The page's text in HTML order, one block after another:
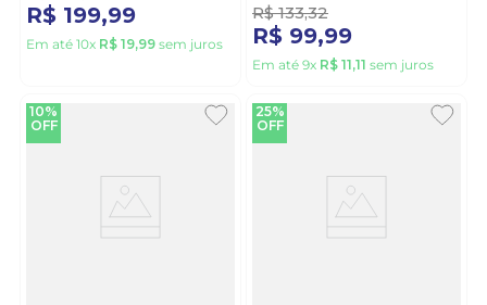
R$ 277,77
R$ 199,99
R$ 133,32
R$ 99,99
Em até 9x R$ 11,11 sem juros
10%
OFF
25%
OFF